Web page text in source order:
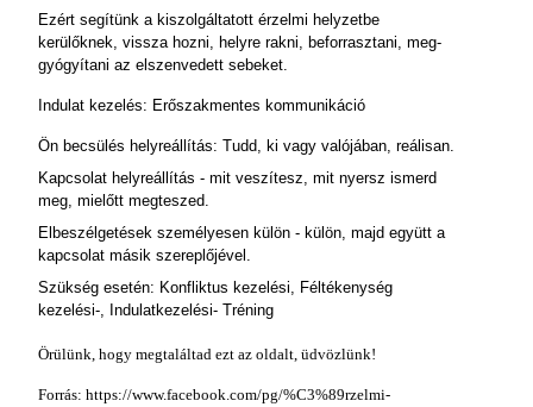
Ezért segítünk a kiszolgáltatott érzelmi helyzetbe
kerülőknek, vissza hozni, helyre rakni, beforrasztani, meg-
gyógyítani az elszenvedett sebeket.
Indulat kezelés: Erőszakmentes kommunikáció
Ön becsülés helyreállítás: Tudd, ki vagy valójában, reálisan.
Kapcsolat helyreállítás - mit veszítesz, mit nyersz ismerd
meg, mielőtt megteszed.
Elbeszélgetések személyesen külön - külön, majd együtt a
kapcsolat másik szereplőjével.
Szükség esetén: Konfliktus kezelési, Féltékenység
kezelési-, Indulatkezelési- Tréning
Örülünk, hogy megtaláltad ezt az oldalt, üdvözlünk!
Forrás: https://www.facebook.com/pg/%C3%89rzelmi-